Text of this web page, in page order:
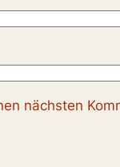
nächsten